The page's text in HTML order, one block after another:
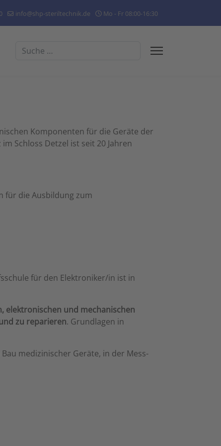
info@shp-steriltechnik.de Mo - Fr 08:00-16:30
Suchen
Komponenten für die Geräte der
Schloss Detzel ist seit 20 Jahren
für die Ausbildung zum
für den Elektroniker/in ist in
elektronischen und mechanischen
zu reparieren. Grundlagen in
medizinischer Geräte, in der Mess-